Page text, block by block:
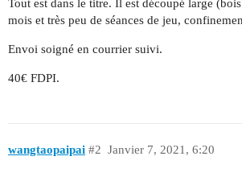
Tout est dans le titre. Il est découpé large
mois et très peu de séances de jeu,
Envoi soigné en courrier suivi.
40€ FDPI.
wangtaopaipai Janvier 7, 2021, 6:20
#2